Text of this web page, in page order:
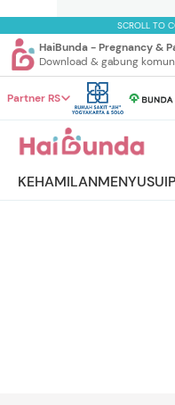
SCROLL TO
HaiBunda - Pregnancy &
Download & gabung
Partner RS
KEHAMILANMENYUSUI